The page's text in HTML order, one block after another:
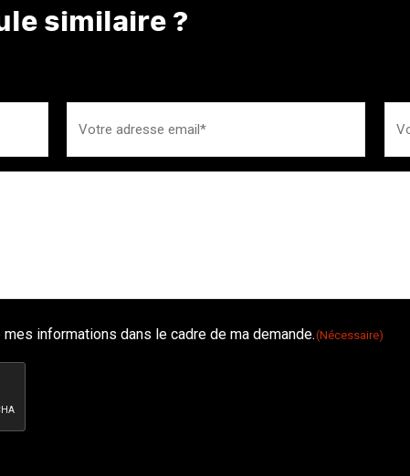
similaire ?
informations dans le cadre de ma demande.(Nécessaire)